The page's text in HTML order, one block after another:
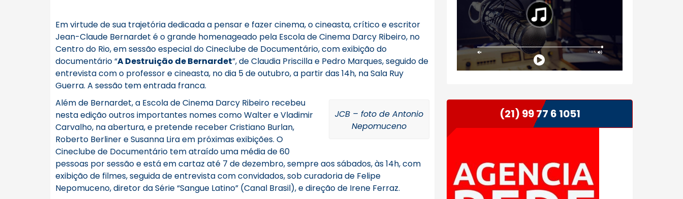
Em virtude de sua trajetória dedicada a pensar e fazer cinema, o cineasta, crítico e escritor
Jean-Claude Bernardet é o grande homenageado pela Escola de Cinema Darcy Ribeiro, no
Centro do Rio, em sessão especial do Cineclube de Documentário, com exibição do
documentário “A Destruição de Bernardet”, de Claudia Priscilla e Pedro Marques, seguido de
entrevista com o professor e cineasta, no dia 5 de outubro, a partir das 14h, na Sala Ruy
Guerra. A sessão tem entrada franca.
JCB – foto de Antonio
Nepomuceno
Além de Bernardet, a Escola de Cinema Darcy Ribeiro recebeu
nesta edição outros importantes nomes como Walter e Vladimir
Carvalho, na abertura, e pretende receber Cristiano Burlan,
Roberto Berliner e Susanna Lira em próximas exibições. O
Cineclube de Documentário tem atraído uma média de 60
pessoas por sessão e está em cartaz até 7 de dezembro, sempre aos sábados, às 14h, com
exibição de filmes, seguida de entrevista com convidados, sob curadoria de Felipe
Nepomuceno, diretor da Série “Sangue Latino” (Canal Brasil), e direção de Irene Ferraz.
(21) 99 77 6 1051